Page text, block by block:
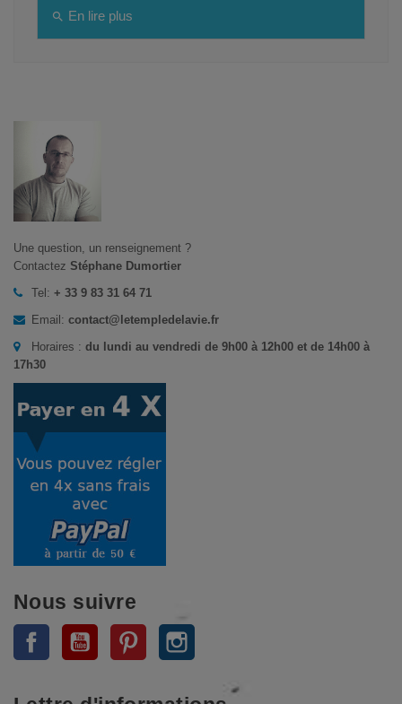
search En lire plus
Une question, un renseignement ?
Contactez Stéphane Dumortier
Tel: + 33 9 83 31 64 71
Email: contact@letempledelavie.fr
Horaires : du lundi au vendredi de 9h00 à 12h00 et de 14h00 à
17h30
Nous suivre
Facebook YouTube Pinterest